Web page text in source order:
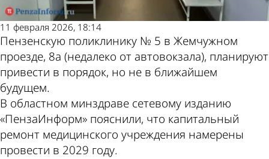
11 февраля 2026, 18:14
Пензенскую поликлинику № 5 в Жемчужном
проезде, 8а (недалеко от автовокзала), планируют
привести в порядок, но не в ближайшем
будущем.
В областном минздраве сетевому изданию
«ПензаИнформ» пояснили, что капитальный
ремонт медицинского учреждения намерены
провести в 2029 году.